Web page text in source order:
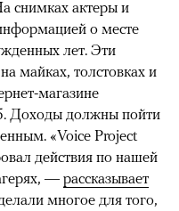
снимках актеры и
о месте
лет. Эти
майках, толстовках и
магазине
Доходы должны пойти
«Voice Project
действия по нашей
— рассказывает
многое для того,